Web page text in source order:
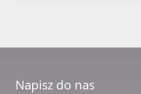
Napisz do nas